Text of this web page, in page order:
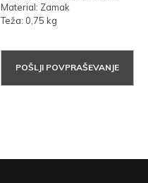
Material: Zamak
Teža: 0,75 kg
POŠLJI POVPRAŠEVANJE